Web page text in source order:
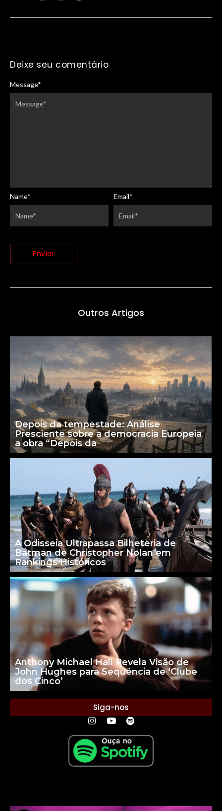
Deixe seu comentário
Message*
Name* Email*
Outros Artigos
Depois da tempestade: Análise
Presciente sobre a democracia Europeia
a obra “Depois da
A Odisseia Ultrapassa Bilheteria de
Batman de Christopher Nolan em
Rankings Históricos
Anthony Michael Hall Revela Visão de
John Hughes para Sequência de ‘Clube
dos Cinco’
Siga-nos